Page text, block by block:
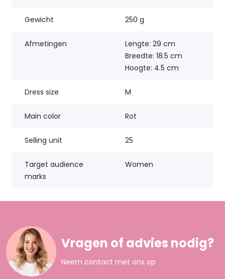
Gewicht 250 g
Afmetingen
Lengte: 29 cm
Breedte: 18.5 cm
Hoogte: 4.5 cm
Dress size M
Main color Rot
Selling unit 25
Target audience
marks
Women
Vragen of advies nodig?
Neem contact met ons op